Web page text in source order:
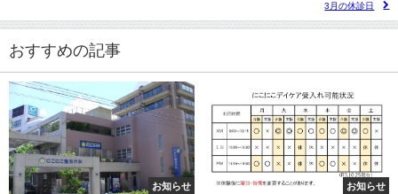
3月の休診日
おすすめの記事
お知らせ お知らせ